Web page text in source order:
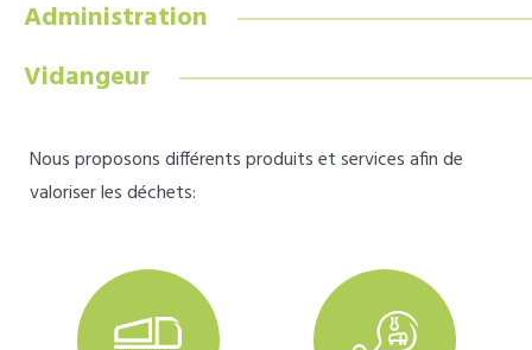
Administration
Vidangeur
Nous proposons différents produits et services afin de
valoriser les déchets: